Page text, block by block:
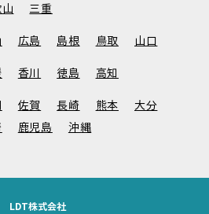
三重
広島 島根 鳥取 山口
香川 徳島 高知
佐賀 長崎 熊本
大分
鹿児島 沖縄
LDT株式会社